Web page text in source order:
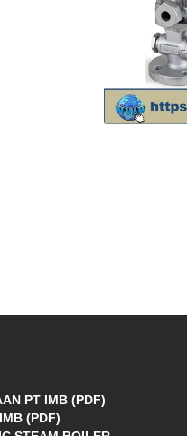
PT IMB (PDF)
(PDF)